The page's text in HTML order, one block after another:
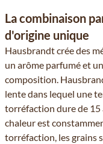
La combinaison
d'origine unique
Hausbrandt crée des
un arôme parfumé et
composition.
lente dans lequel une
torréfaction dure de 15
chaleur est
torréfaction, les grains